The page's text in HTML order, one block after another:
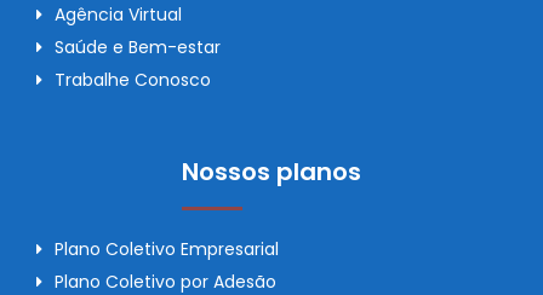
Agência Virtual
Saúde e Bem-estar
Trabalhe Conosco
Nossos planos
Plano Coletivo Empresarial
Plano Coletivo por Adesão